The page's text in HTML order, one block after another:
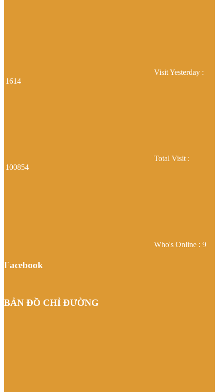
Visit Yesterday :
1614
Total Visit :
100854
Who's Online : 9
Facebook
BẢN ĐỒ CHỈ ĐƯỜNG